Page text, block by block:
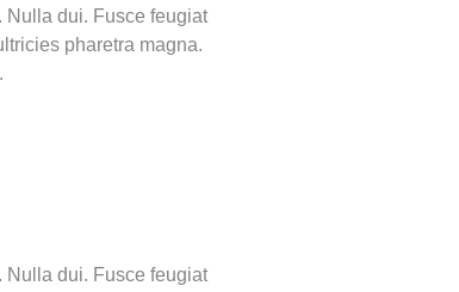
Nulla dui. Fusce feugiat
pharetra magna.
Nulla dui. Fusce feugiat